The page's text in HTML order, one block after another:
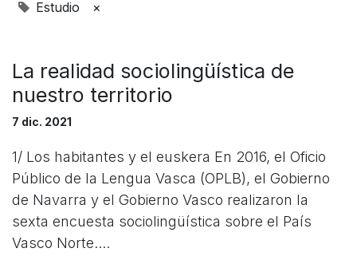
Estudio ×
La realidad sociolingüística de
nuestro territorio
7 dic. 2021
1/ Los habitantes y el euskera En 2016, el Oficio
Público de la Lengua Vasca (OPLB), el Gobierno
de Navarra y el Gobierno Vasco realizaron la
sexta encuesta sociolingüística sobre el País
Vasco Norte....